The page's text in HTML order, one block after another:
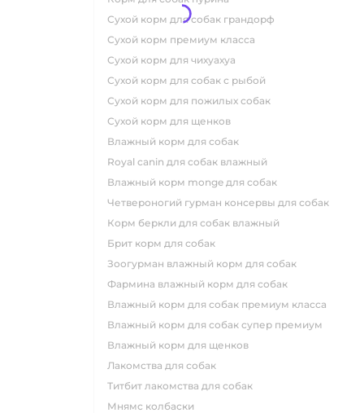
сухой корм для собак грандорф
сухой корм премиум класса
сухой корм для чихуахуа
сухой корм для собак с рыбой
сухой корм для пожилых собак
сухой корм для щенков
влажный корм для собак
royal canin для собак влажный
влажный корм monge для собак
четвероногий гурман консервы для собак
корм беркли для собак влажный
брит корм для собак
зоогурман влажный корм для собак
фармина влажный корм для собак
влажный корм для собак премиум класса
влажный корм для собак супер премиум
влажный корм для щенков
лакомства для собак
титбит лакомства для собак
мнямс колбаски